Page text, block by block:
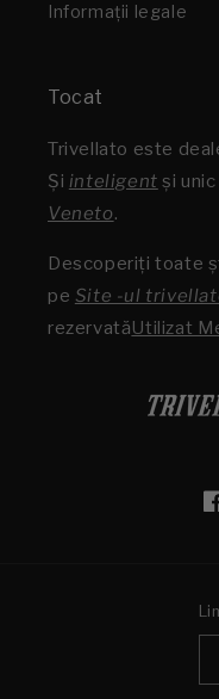
Informații legale
Tocat
Trivellato este
Şi inteligent și
Veneto.
Descoperiți toate
pe Site -ul
rezervatăUtilizat